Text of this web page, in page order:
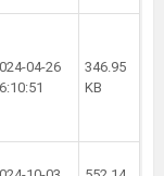
04-26
346.95
KB